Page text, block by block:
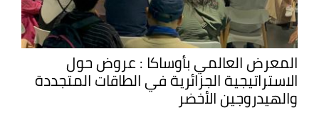
المعرض العالمي بأوساكا : عروض حول
الاستراتيجية الجزائرية في الطاقات المتجددة
والهيدروجين الأخضر